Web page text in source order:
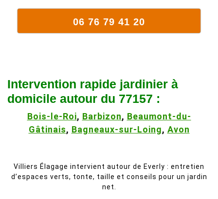
06 76 79 41 20
Intervention rapide jardinier à
domicile autour du 77157 :
Bois-le-Roi, Barbizon, Beaumont-du-
Gâtinais, Bagneaux-sur-Loing, Avon
Villiers Élagage intervient autour de Everly : entretien
d’espaces verts, tonte, taille et conseils pour un jardin
net.